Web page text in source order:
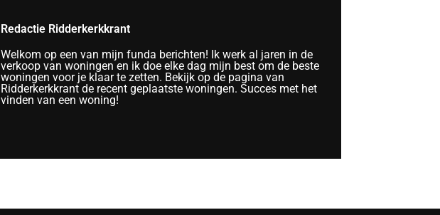
Redactie Ridderkerkkrant
Welkom op een van mijn funda berichten! Ik werk al jaren in de
verkoop van woningen en ik doe elke dag mijn best om de beste
woningen voor je klaar te zetten. Bekijk op de pagina van
Ridderkerkkrant de recent geplaatste woningen. Succes met het
vinden van een woning!